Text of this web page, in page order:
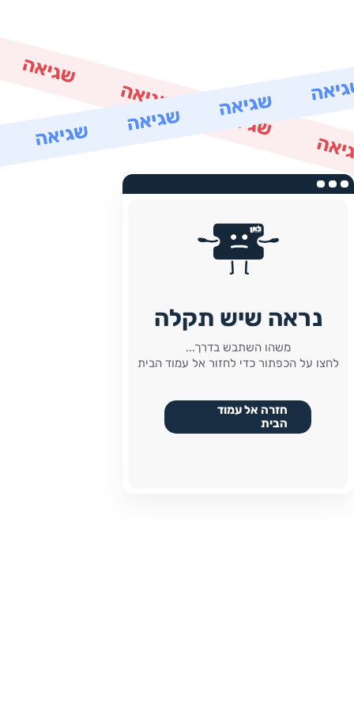
נראה שיש תקלה
משהו השתבש בדרך...
לחצו על הכפתור כדי לחזור אל עמוד הבית
חזרה אל עמוד
הבית